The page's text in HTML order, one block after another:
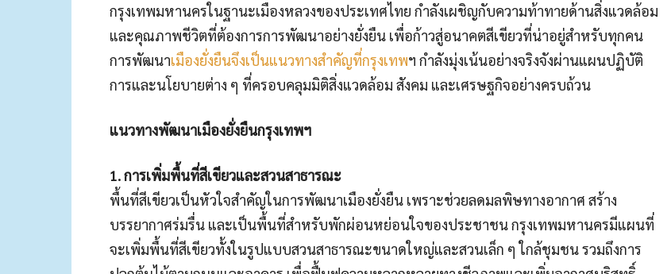
กรุงเทพมหานครในฐานะเมืองหลวงของประเทศไทย กำลังเผชิญกับความท้าทายด้านสิ่งแวดล้อม
และคุณภาพชีวิตที่ต้องการการพัฒนาอย่างยั่งยืน เพื่อก้าวสู่อนาคตสีเขียวที่น่าอยู่สำหรับทุกคน
การพัฒนาเมืองยั่งยืนจึงเป็นแนวทางสำคัญที่กรุงเทพฯ กำลังมุ่งเน้นอย่างจริงจังผ่านแผนปฏิบัติ
การและนโยบายต่าง ๆ ที่ครอบคลุมมิติสิ่งแวดล้อม สังคม และเศรษฐกิจอย่างครบถ้วน
แนวทางพัฒนาเมืองยั่งยืนกรุงเทพฯ
1. การเพิ่มพื้นที่สีเขียวและสวนสาธารณะ
พื้นที่สีเขียวเป็นหัวใจสำคัญในการพัฒนาเมืองยั่งยืน เพราะช่วยลดมลพิษทางอากาศ สร้าง
บรรยากาศร่มรื่น และเป็นพื้นที่สำหรับพักผ่อนหย่อนใจของประชาชน กรุงเทพมหานครมีแผนที่
จะเพิ่มพื้นที่สีเขียวทั้งในรูปแบบสวนสาธารณะขนาดใหญ่และสวนเล็ก ๆ ใกล้ชุมชน รวมถึงการ